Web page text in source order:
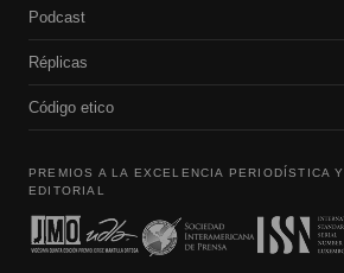
Podcast
Réplicas
Código etico
PREMIOS A LA EXCELENCIA PERIODÍSTICA
EDITORIAL